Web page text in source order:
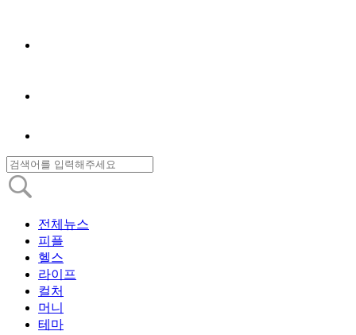
전체뉴스
피플
헬스
라이프
컬처
머니
테마